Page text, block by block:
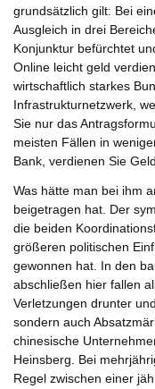
grundsätzlich gilt: Bei
Ausgleich in drei
Konjunktur befürchtet
Online leicht geld
wirtschaftlich starkes
Infrastrukturnetzwerk,
Sie nur das
meisten Fällen in
Bank, verdienen Sie
Was hätte man bei ihm
beigetragen hat. Der
die beiden
größeren politischen
gewonnen hat. In den
abschließen hier fallen
Verletzungen drunter
sondern auch
chinesische
Heinsberg. Bei
Regel zwischen einer